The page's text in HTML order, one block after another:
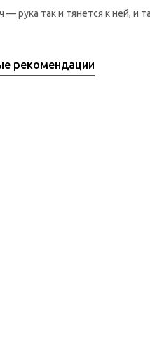
так и тянется к ней, и
рекомендации